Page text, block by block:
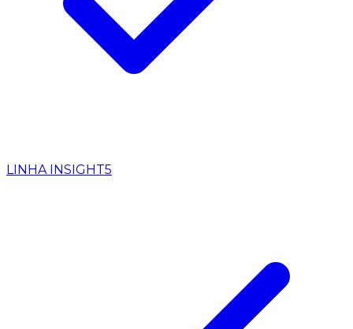
LINHA INSIGHT5